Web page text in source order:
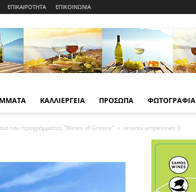
ΕΠΙΚΑΙΡΟΤΗΤΑ ΕΠΙΚΟΙΝΩΝΙΑ
ΚΑΛΛΙΕΡΓΕΙΑ ΠΡΟΣΩΠΑ ΦΩΤΟΓΡΑΦΙΑ
του προγράμματος “Wines of Greece” oroinoi ampelones 3